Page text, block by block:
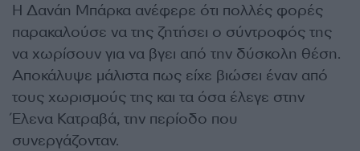
Η Δανάη Μπάρκα ανέφερε ότι πολλές φορές
παρακαλούσε να της ζητήσει ο σύντροφός της
να χωρίσουν για να βγει από την δύσκολη θέση.
Αποκάλυψε μάλιστα πως είχε βιώσει έναν από
τους χωρισμούς της και τα όσα έλεγε στην
Έλενα Κατραβά, την περίοδο που
συνεργάζονταν.